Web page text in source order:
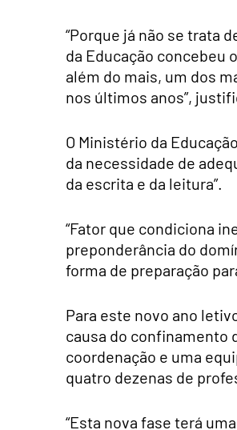
“Porque já não se trata
da Educação concebeu
além do mais, um dos
nos últimos anos”,
O Ministério da
da necessidade de
da escrita e da leitura”.
“Fator que condiciona
preponderância do
forma de preparação
Para este novo ano
causa do confinamento
coordenação e uma
quatro dezenas de
“Esta nova fase terá